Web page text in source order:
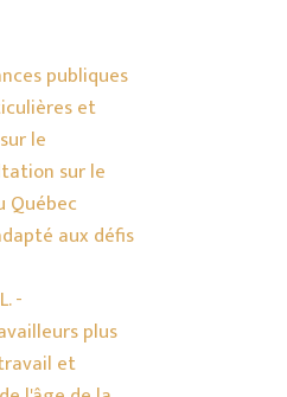
publiques
et
le
sur le
Québec
aux défis
-
plus
et